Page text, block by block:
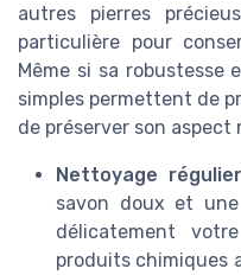
autres pierres
particulière pour
Même si sa robustesse
simples permettent de
de préserver son aspect
Nettoyage régulier
savon doux et
délicatement
produits chimiques